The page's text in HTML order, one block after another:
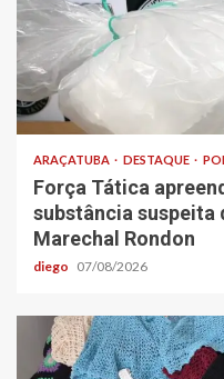
ARAÇATUBA DESTAQUE
Força Tática
substância suspeita
Marechal Rondon
diego 07/08/2026